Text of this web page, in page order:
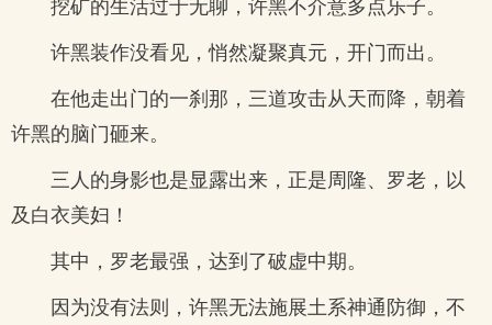
许黑装作没看见，悄然凝聚真元，开门而出。
在他走出门的一刹那，三道攻击从天而降，朝着
许黑的脑门砸来。
三人的身影也是显露出来，正是周隆、罗老，以
及白衣美妇！
其中，罗老最强，达到了破虚中期。
因为没有法则，许黑无法施展土系神通防御，不